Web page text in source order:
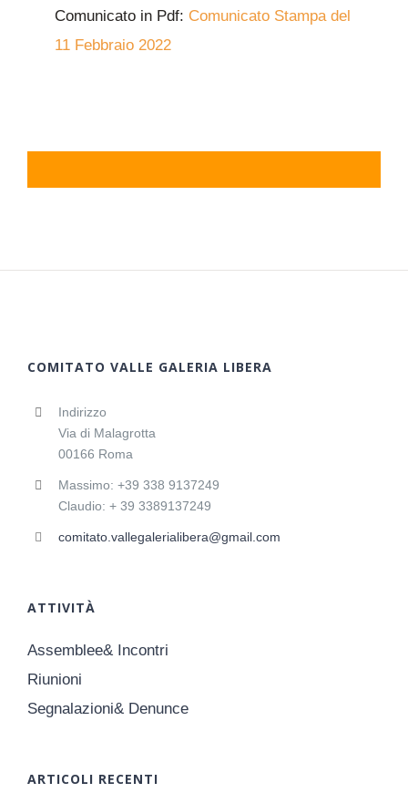
Comunicato in Pdf: Comunicato Stampa del
11 Febbraio 2022
COMITATO VALLE GALERIA LIBERA
Indirizzo
Via di Malagrotta
00166 Roma
Massimo: +39 338 9137249
Claudio: + 39 3389137249
comitato.vallegalerialibera@gmail.com
ATTIVITÀ
Assemblee& Incontri
Riunioni
Segnalazioni& Denunce
ARTICOLI RECENTI